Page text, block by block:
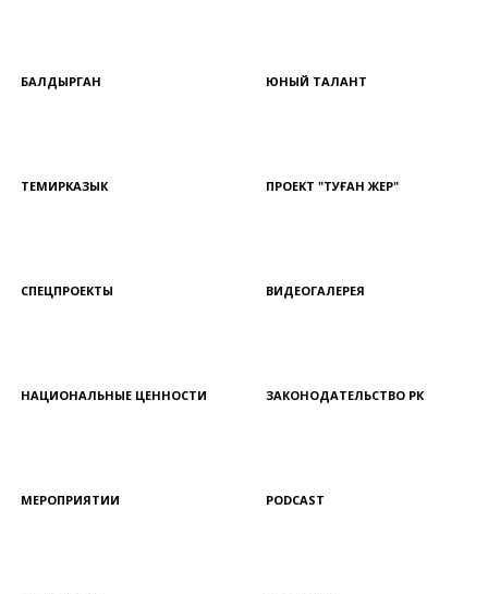
БАЛДЫРГАН ЮНЫЙ ТАЛАНТ
ТЕМИРКАЗЫК ПРОЕКТ "ТУҒАН ЖЕР"
СПЕЦПРОЕКТЫ ВИДЕОГАЛЕРЕЯ
НАЦИОНАЛЬНЫЕ ЦЕННОСТИ ЗАКОНОДАТЕЛЬСТВО РК
МЕРОПРИЯТИИ PODCAST